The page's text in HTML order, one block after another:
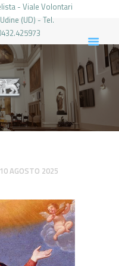
- Viale Volontari
(UD) - Tel.
MARCO UDINE
10 AGOSTO 2025